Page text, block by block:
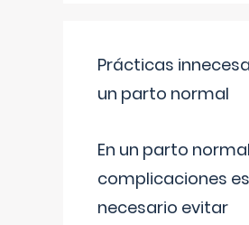
Prácticas
un parto normal
En un parto
complicaciones es
necesario evitar